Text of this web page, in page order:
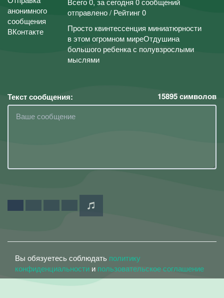
отправлено / Рейтинг 0
Просто квинтессенция миниатюрности
в этом огромном миреОтдушина
большого ребенка с полувзрослыми
мыслями
Текст сообщения: 15895символов
Вы обязуетесь соблюдать политику
конфиденциальности и пользовательское соглашение